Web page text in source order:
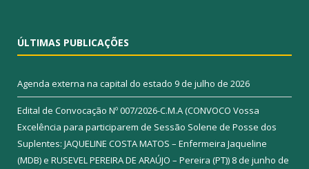
ÚLTIMAS PUBLICAÇÕES
Agenda externa na capital do estado 9 de julho de 2026
Edital de Convocação Nº 007/2026-C.M.A (CONVOCO Vossa
Excelência para participarem de Sessão Solene de Posse dos
Suplentes: JAQUELINE COSTA MATOS – Enfermeira Jaqueline
(MDB) e RUSEVEL PEREIRA DE ARAÚJO – Pereira (PT)) 8 de junho de